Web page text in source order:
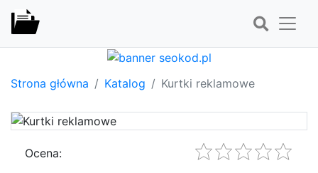
Strona główna Katalog Kurtki reklamowe
Ocena: